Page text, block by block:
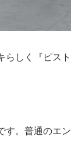
しく『ピスト
す。普通のエン